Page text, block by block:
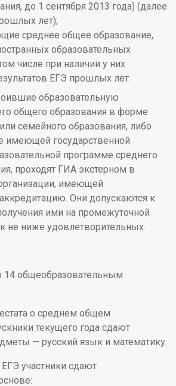
до 1 сентября 2013 года) (далее
лет);
среднее общее образование,
образовательных
числе при наличии у них
ЕГЭ прошлых лет.
образовательную
общего образования в форме
семейного образования, либо
имеющей государственной
программе среднего
проходят ГИА экстерном в
имеющей
Они допускаются к
ими на промежуточной
не ниже удовлетворительных.
14 общеобразовательным
о среднем общем
текущего года сдают
— русский язык и математику.
участники сдают